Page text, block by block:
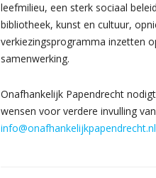
leefmilieu, een sterk sociaal
bibliotheek, kunst en cultuur,
verkiezingsprogramma inzetten
samenwerking.
Onafhankelijk Papendrecht
wensen voor verdere invulling
info@onafhankelijkpapendrecht.nl